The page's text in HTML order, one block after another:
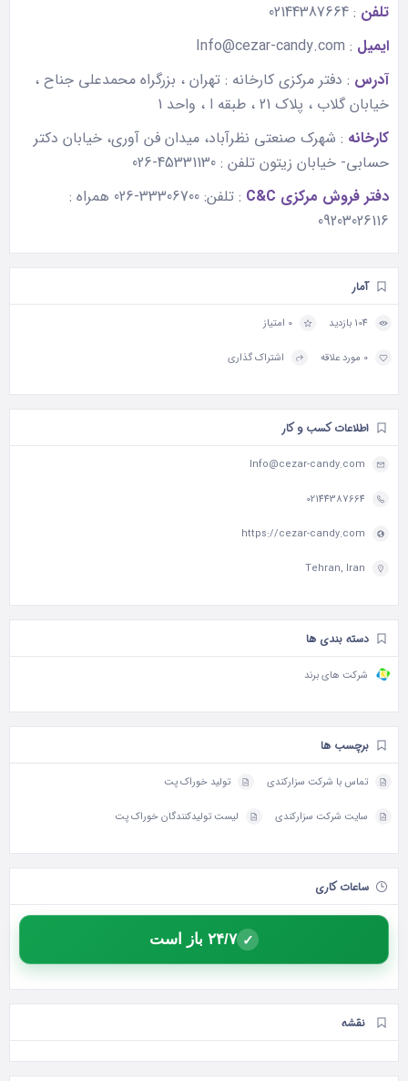
تلفن : 02144387664
ایمیل : Info@cezar-candy.com
آدرس : دفتر مرکزی کارخانه : تهران ، بزرگراه محمدعلی جناح ،
خیابان گلاب ، پلاک 21 ، طبقه ا ، واحد 1
کارخانه : شهرک صنعتی نظرآباد، میدان فن آوری، خیابان دکتر
حسابی- خیابان زیتون تلفن : 45331130-026
دفتر فروش مرکزی C&C
: تلفن: 33306700-026 همراه :
09203026116
آمار
104 بازدید 0 امتیاز
0 مورد علاقه اشتراک گذاری
اطلاعات کسب و کار
Info@cezar-candy.com
02144387664
https://cezar-candy.com
Tehran, Iran
دسته بندی ها
شرکت های برند
برچسب ها
تماس با شرکت سزارکندی تولید خوراک پت
سایت شرکت سزارکندی لیست تولیدکنندگان خوراک پت
ساعات کاری
✓ ۲۴/۷ باز است
نقشه